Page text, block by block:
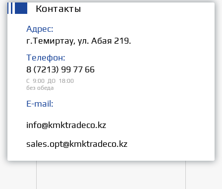
Контакты
Адрес:
г.Темиртау, ул. Абая 219.
Телефон:
8 (7213) 99 77 66
С 9:00 ДО 18:00
без обеда
E-mail:
info@kmktradeco.kz
sales.opt@kmktradeco.kz